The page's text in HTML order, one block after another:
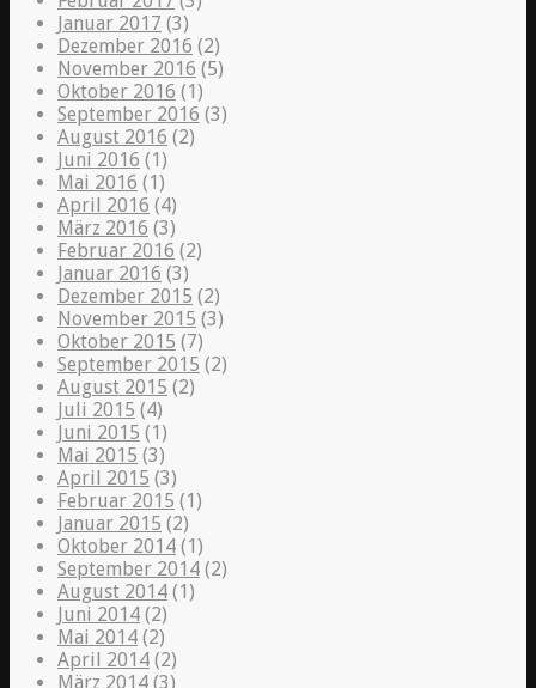
Januar 2017 (3)
Dezember 2016 (2)
November 2016 (5)
Oktober 2016 (1)
September 2016 (3)
August 2016 (2)
Juni 2016 (1)
Mai 2016 (1)
April 2016 (4)
März 2016 (3)
Februar 2016 (2)
Januar 2016 (3)
Dezember 2015 (2)
November 2015 (3)
Oktober 2015 (7)
September 2015 (2)
August 2015 (2)
Juli 2015 (4)
Juni 2015 (1)
Mai 2015 (3)
April 2015 (3)
Februar 2015 (1)
Januar 2015 (2)
Oktober 2014 (1)
September 2014 (2)
August 2014 (1)
Juni 2014 (2)
Mai 2014 (2)
April 2014 (2)
März 2014 (3)